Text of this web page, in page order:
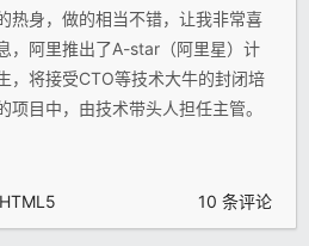
热身，做的相当不错，让我非常喜
，阿里推出了A-star（阿里星）计
，将接受CTO等技术大牛的封闭培
目中，由技术带头人担任主管。
HTML5 10 条评论